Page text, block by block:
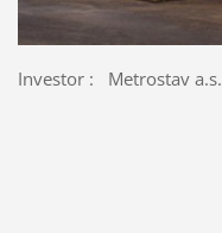
Investor : Metrostav a.s.